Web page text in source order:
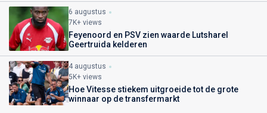
6 augustus
7K+ views
Feyenoord en PSV zien waarde Lutsharel
Geertruida kelderen
4 augustus
5K+ views
Hoe Vitesse stiekem uitgroeide tot de grote
winnaar op de transfermarkt